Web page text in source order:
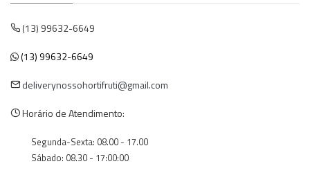
(13) 99632-6649
(13) 99632-6649
deliverynossohortifruti@gmail.com
Horário de Atendimento:
Segunda-Sexta: 08.00 - 17.00
Sábado: 08.30 - 17:00:00